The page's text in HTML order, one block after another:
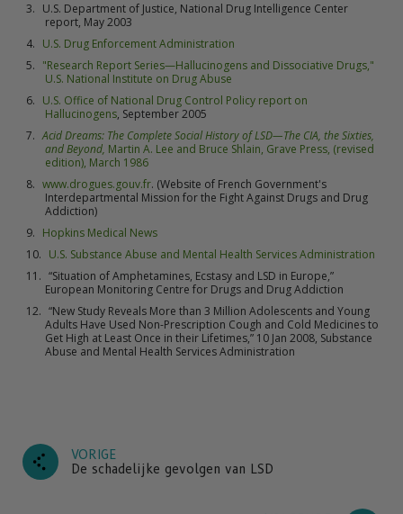
U.S. Department of Justice, National Drug Intelligence Center
report, May 2003
U.S. Drug Enforcement Administration
"Research Report Series—Hallucinogens and Dissociative Drugs,"
U.S. National Institute on Drug Abuse
U.S. Office of National Drug Control Policy report on
Hallucinogens, September 2005
Acid Dreams: The Complete Social History of LSD—The CIA, the Sixties,
and Beyond, Martin A. Lee and Bruce Shlain, Grave Press, (revised
edition), March 1986
www.drogues.gouv.fr. (Website of French Government's
Interdepartmental Mission for the Fight Against Drugs and Drug
Addiction)
Hopkins Medical News
U.S. Substance Abuse and Mental Health Services Administration
“Situation of Amphetamines, Ecstasy and LSD in Europe,”
European Monitoring Centre for Drugs and Drug Addiction
“New Study Reveals More than 3 Million Adolescents and Young
Adults Have Used Non-Prescription Cough and Cold Medicines to
Get High at Least Once in their Lifetimes,” 10 Jan 2008, Substance
Abuse and Mental Health Services Administration
VORIGE
De schadelijke gevolgen van LSD